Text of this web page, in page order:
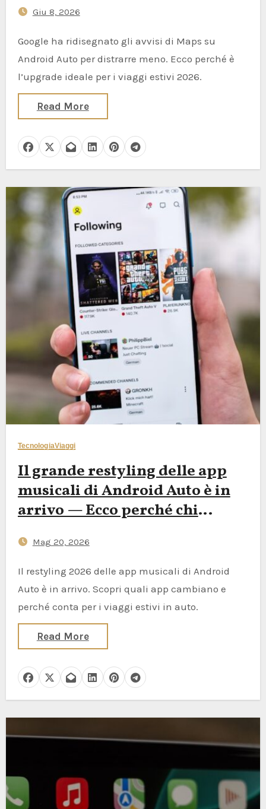
per l’estate 2026
Giu 8, 2026
Google ha ridisegnato gli avvisi di Maps su
Android Auto per distrarre meno. Ecco perché è
l’upgrade ideale per i viaggi estivi 2026.
Read More
TecnologiaViaggi
Il grande restyling delle app
musicali di Android Auto è in
arrivo — Ecco perché chi
dovrebbe interessarsene
Mag 20, 2026
Il restyling 2026 delle app musicali di Android
Auto è in arrivo. Scopri quali app cambiano e
perché conta per i viaggi estivi in auto.
Read More